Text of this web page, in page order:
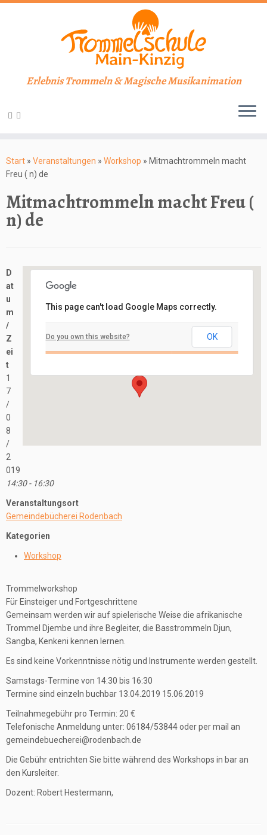
Inhalt
springen
Erlebnis Trommeln & Magische Musikanimation
Start » Veranstaltungen » Workshop » Mitmachtrommeln macht
Freu ( n) de
Mitmachtrommeln macht Freu (
n) de
Veranstaltungen
This page can't load Google Maps correctly.
Do you own this website? OK
D
at
u
m
/
Z
ei
t
1
7
/
0
8
/
2
019
14:30 - 16:30
Veranstaltungsort
Gemeindebücherei Rodenbach
Kategorien
Workshop
Trommelworkshop
Für Einsteiger und Fortgeschrittene
Gemeinsam werden wir auf spielerische Weise die afrikanische
Trommel Djembe und ihre Begleiter, die Basstrommeln Djun,
Sangba, Kenkeni kennen lernen.
Es sind keine Vorkenntnisse nötig und Instrumente werden gestellt.
Samstags-Termine von 14:30 bis 16:30
Termine sind einzeln buchbar 13.04.2019 15.06.2019
Teilnahmegebühr pro Termin: 20 €
Telefonische Anmeldung unter: 06184/53844 oder per mail an
gemeindebuecherei@rodenbach.de
Die Gebühr entrichten Sie bitte während des Workshops in bar an
den Kursleiter.
Dozent: Robert Hestermann,